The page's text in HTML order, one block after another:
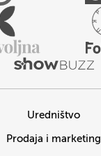
Uredništvo
Prodaja i marketing